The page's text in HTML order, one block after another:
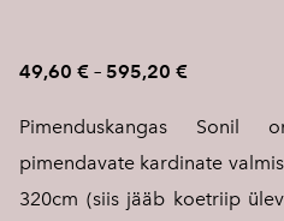
49,60 € – 595,20 €
Pimenduskangas Sonil
pimendavate kardinate
320cm (siis jääb koetriip